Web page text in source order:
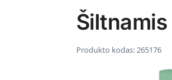
Produkto kodas:265176